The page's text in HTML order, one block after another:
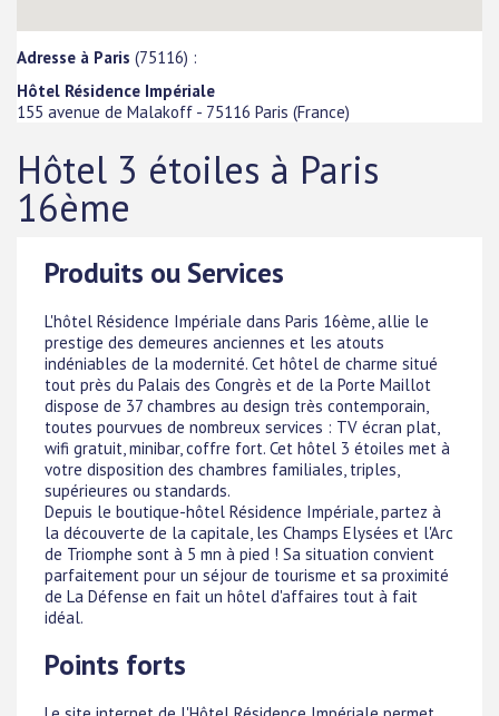
Adresse à Paris (75116) :
Hôtel Résidence Impériale
155 avenue de Malakoff - 75116 Paris (France)
Hôtel 3 étoiles à Paris
16ème
Produits ou Services
L'hôtel Résidence Impériale dans Paris 16ème, allie le
prestige des demeures anciennes et les atouts
indéniables de la modernité. Cet hôtel de charme situé
tout près du Palais des Congrès et de la Porte Maillot
dispose de 37 chambres au design très contemporain,
toutes pourvues de nombreux services : TV écran plat,
wifi gratuit, minibar, coffre fort. Cet hôtel 3 étoiles met à
votre disposition des chambres familiales, triples,
supérieures ou standards.
Depuis le boutique-hôtel Résidence Impériale, partez à
la découverte de la capitale, les Champs Elysées et l'Arc
de Triomphe sont à 5 mn à pied ! Sa situation convient
parfaitement pour un séjour de tourisme et sa proximité
de La Défense en fait un hôtel d'affaires tout à fait
idéal.
Points forts